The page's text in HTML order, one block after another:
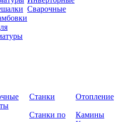
Сварочные
Станки
Станки по
Отопление
Камины